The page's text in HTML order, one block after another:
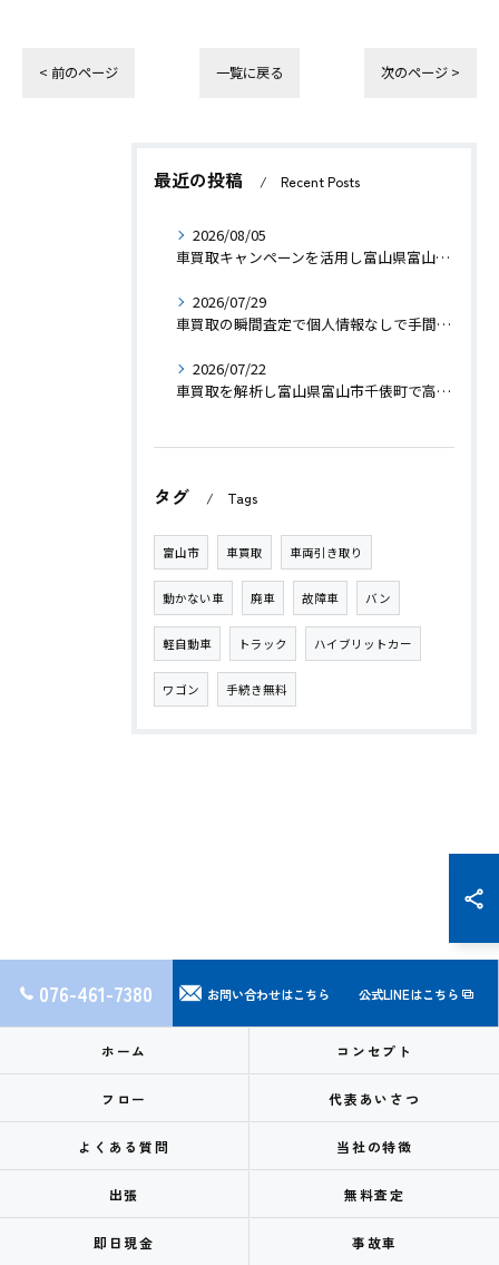
< 前のページ 一覧に戻る 次のページ >
最近の投稿 Recent Posts
2026/08/05
車買取キャンペーンを活用し富山県富山市婦中町羽根新で安心してお得に売却する方法
2026/07/29
車買取の瞬間査定で個人情報なしで手間なく高値売却を叶えるコツ
2026/07/22
車買取を解析し富山県富山市千俵町で高価売却を実現するコツと選び方
タグ Tags
富山市 車買取 車両引き取り
動かない車 廃車 故障車 バン
軽自動車 トラック ハイブリットカー
ワゴン 手続き無料
076-461-7380 お問い合わせはこちら 公式LINEはこちら
ホーム コンセプト
フロー 代表あいさつ
よくある質問 当社の特徴
出張 無料査定
即日現金 事故車